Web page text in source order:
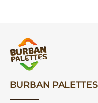
BURBAN PALETTES